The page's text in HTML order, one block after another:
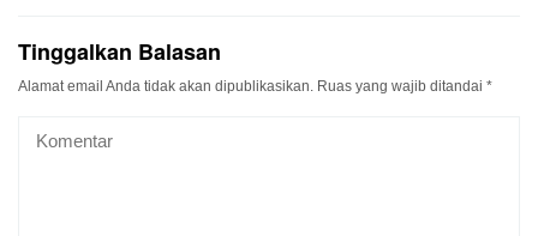
Tinggalkan Balasan
Alamat email Anda tidak akan dipublikasikan. Ruas yang wajib ditandai *